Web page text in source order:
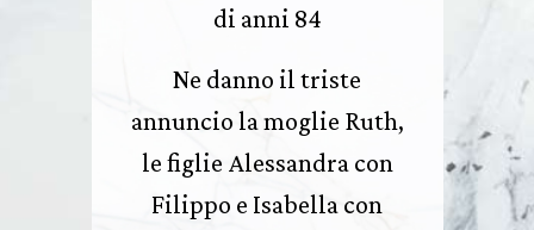
di anni 84
Ne danno il triste
annuncio la moglie Ruth,
le figlie Alessandra con
Filippo e Isabella con